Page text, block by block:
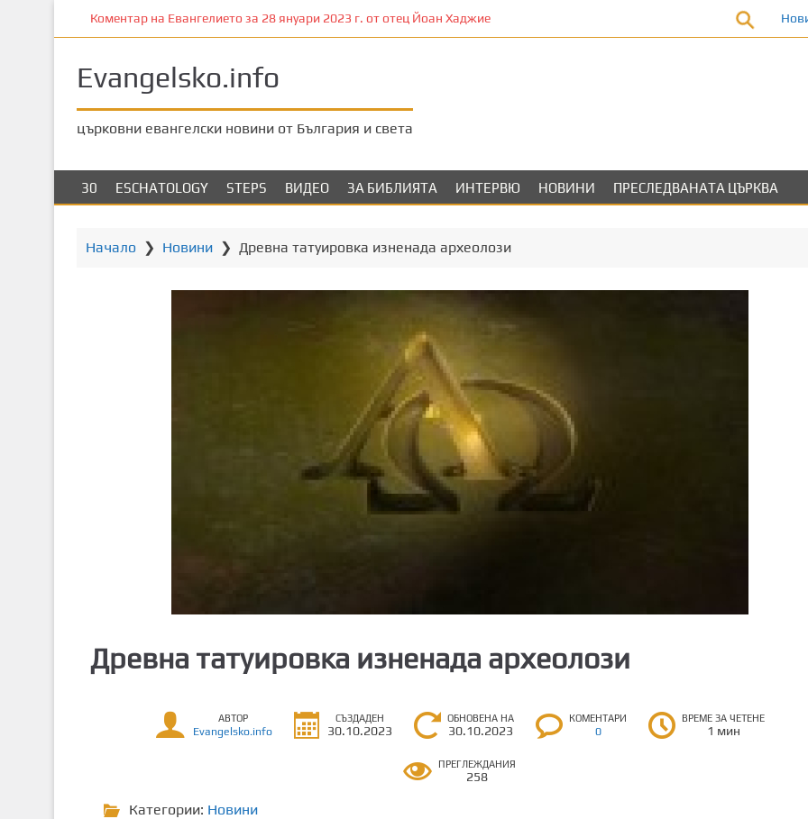
к
Коментар на Евангелието за 28 януари 2023 г. от отец Йоан Хаджие
Evangelsko.info
църковни евангелски новини от България и света
30 ESCHATOLOGY STEPS ВИДЕО ЗА БИБЛИЯТА ИНТЕРВЮ НОВИНИ ПРЕСЛЕДВАНАТА ЦЪРКВА
Начало ❯ Новини❯ Древна татуировка изненада археолози
Древна татуировка изненада археолози
АВТОР
Evangelsko.info
СЪЗДАДЕН
30.10.2023
ОБНОВЕНА НА
30.10.2023
КОМЕНТАРИ
0
ВРЕМЕ ЗА ЧЕТЕНЕ
1 мин
ПРЕГЛЕЖДАНИЯ
258
Категории: Новини